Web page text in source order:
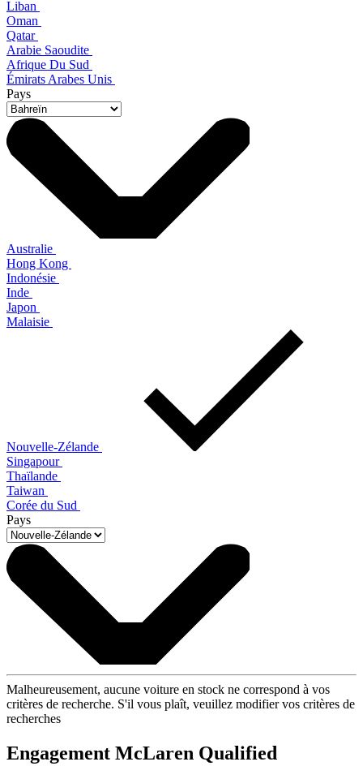
Liban
Oman
Qatar
Arabie Saoudite
Afrique Du Sud
Émirats Arabes Unis
Pays
Australie
Hong Kong
Indonésie
Inde
Japon
Malaisie
Nouvelle-Zélande
Singapour
Thaïlande
Taiwan
Corée du Sud
Pays
Malheureusement, aucune voiture en stock ne correspond à vos
critères de recherche. S'il vous plaît, veuillez modifier vos critères de
recherches
Engagement McLaren Qualified